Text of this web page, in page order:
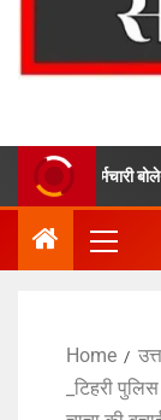
कर्मचारी बोले- अब यहां
Home
_टिहरी